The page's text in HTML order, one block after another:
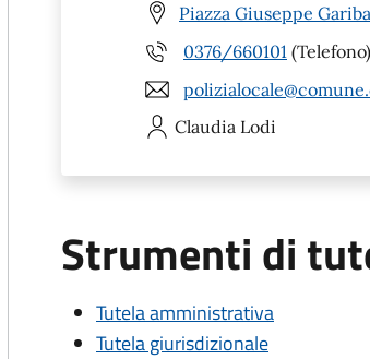
Piazza Giuseppe
0376/660101 (Telefono)
Claudia Lodi
Strumenti di
Tutela amministrativa
Tutela giurisdizionale